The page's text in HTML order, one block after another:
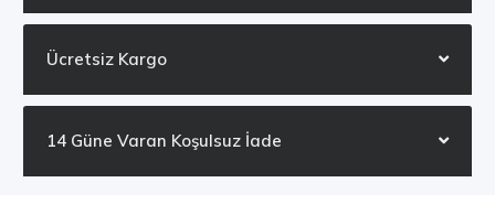
Ücretsiz Kargo
14 Güne Varan Koşulsuz İade